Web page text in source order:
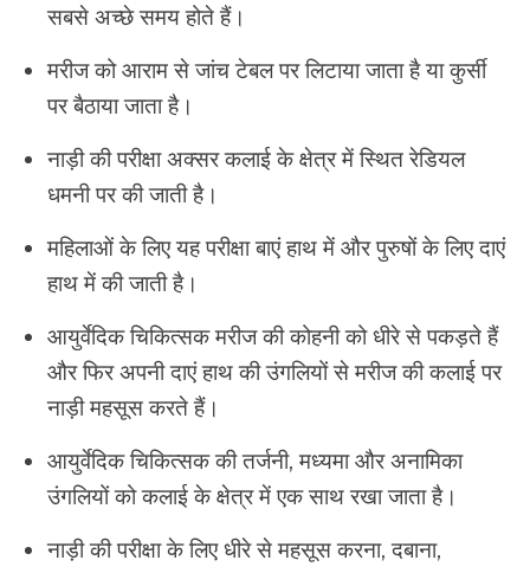
सबसे अच्छे समय होते हैं।
मरीज को आराम से जांच टेबल पर लिटाया जाता है या कुर्सी
पर बैठाया जाता है।
नाड़ी की परीक्षा अक्सर कलाई के क्षेत्र में स्थित रेडियल
धमनी पर की जाती है।
महिलाओं के लिए यह परीक्षा बाएं हाथ में और पुरुषों के लिए दाएं
हाथ में की जाती है।
आयुर्वेदिक चिकित्सक मरीज की कोहनी को धीरे से पकड़ते हैं
और फिर अपनी दाएं हाथ की उंगलियों से मरीज की कलाई पर
नाड़ी महसूस करते हैं।
आयुर्वेदिक चिकित्सक की तर्जनी, मध्यमा और अनामिका
उंगलियों को कलाई के क्षेत्र में एक साथ रखा जाता है।
नाड़ी की परीक्षा के लिए धीरे से महसूस करना, दबाना,